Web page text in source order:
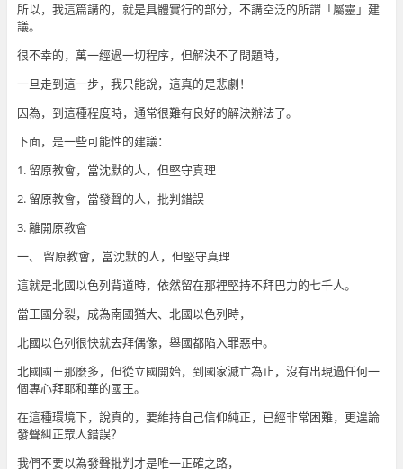
所以，我這篇講的，就是具體實行的部分，不講空泛的所謂「屬靈」建
議。
很不幸的，萬一經過一切程序，但解決不了問題時，
一旦走到這一步，我只能說，這真的是悲劇！
因為，到這種程度時，通常很難有良好的解決辦法了。
下面，是一些可能性的建議：
1. 留原教會，當沈默的人，但堅守真理
2. 留原教會，當發聲的人，批判錯誤
3. 離開原教會
一、 留原教會，當沈默的人，但堅守真理
這就是北國以色列背道時，依然留在那裡堅持不拜巴力的七千人。
當王國分裂，成為南國猶大、北國以色列時，
北國以色列很快就去拜偶像，舉國都陷入罪惡中。
北國國王那麼多，但從立國開始，到國家滅亡為止，沒有出現過任何一
個專心拜耶和華的國王。
在這種環境下，說真的，要維持自己信仰純正，已經非常困難，更遑論
發聲糾正眾人錯誤？
我們不要以為發聲批判才是唯一正確之路，